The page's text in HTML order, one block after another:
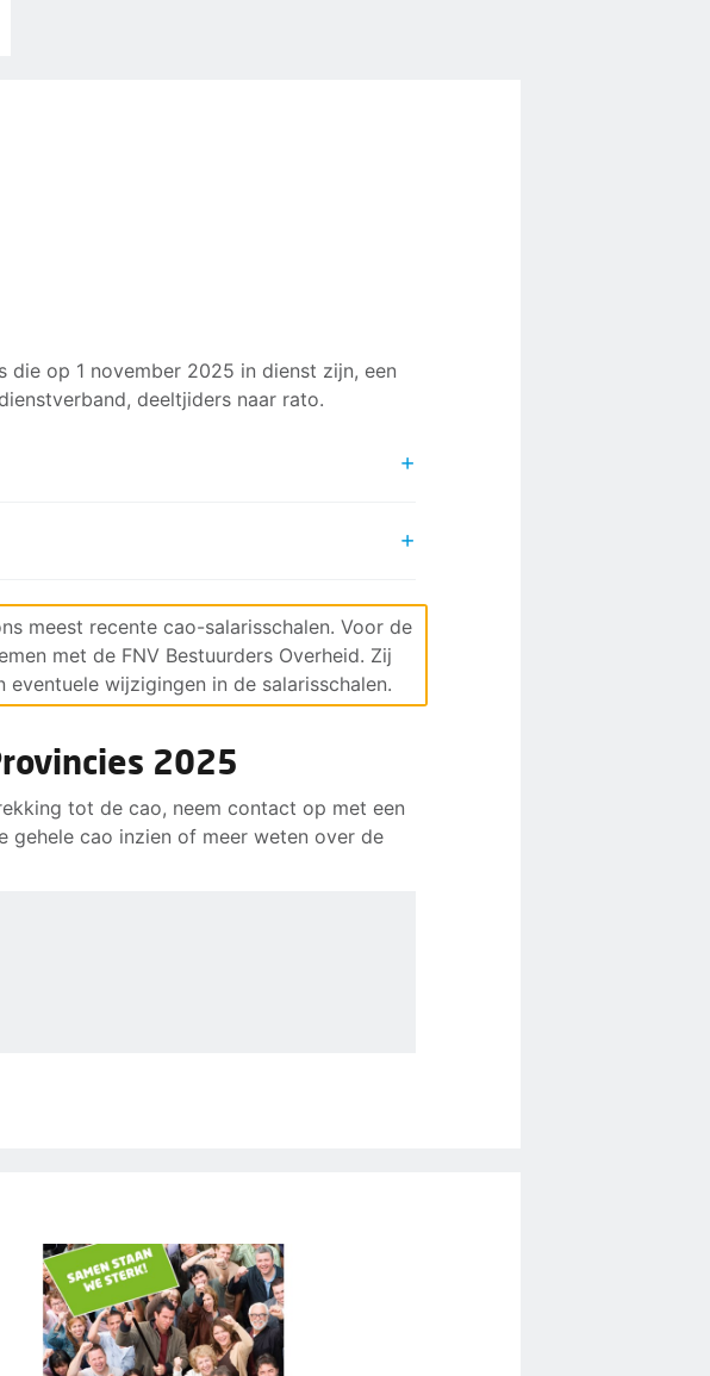
op 1 november 2025 in dienst zijn, een
deeltjiders naar rato.
meest recente cao-salarisschalen. Voor de
met de FNV Bestuurders Overheid. Zij
wijzigingen in de salarisschalen.
2025
tot de cao, neem contact op met een
gehele cao inzien of meer weten over de